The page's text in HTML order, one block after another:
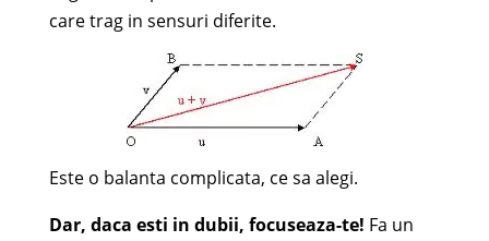
care trag in sensuri diferite.
Este o balanta complicata, ce sa alegi.
Dar, daca esti in dubii, focuseaza-te! Fa un